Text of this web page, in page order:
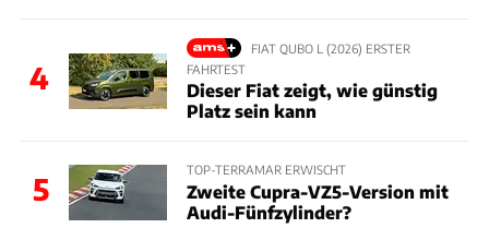
4
FIAT QUBO L (2026) ERSTER
FAHRTEST
Dieser Fiat zeigt, wie günstig
Platz sein kann
5
TOP-TERRAMAR ERWISCHT
Zweite Cupra-VZ5-Version mit
Audi-Fünfzylinder?